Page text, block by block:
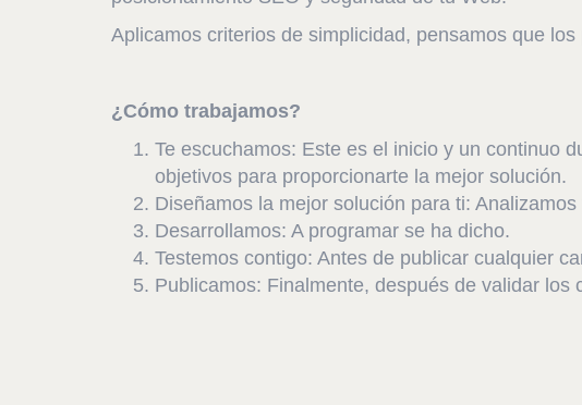
Aplicamos criterios de simplicidad, pensamos que
¿Cómo trabajamos?
Te escuchamos: Este es el inicio y un continuo
objetivos para proporcionarte la mejor solución.
Diseñamos la mejor solución para ti:
Desarrollamos: A programar se ha dicho.
Testemos contigo: Antes de publicar cualquier
Publicamos: Finalmente, después de validar